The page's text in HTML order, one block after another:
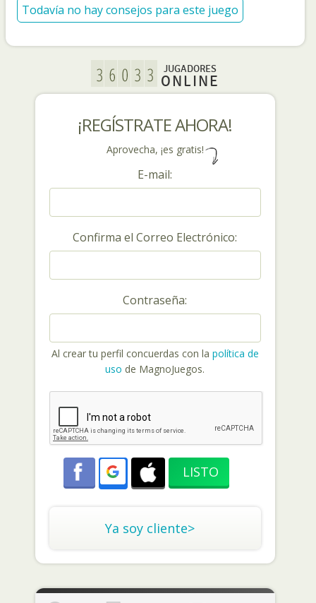
Todavía no hay consejos para este juego
JUGADORES
ONLINE
¡REGÍSTRATE AHORA!
Aprovecha, ¡es gratis!
E-mail:
Confirma el Correo Electrónico:
Contraseña:
Al crear tu perfil concuerdas con la política de
uso de MagnoJuegos.
Ya soy cliente>